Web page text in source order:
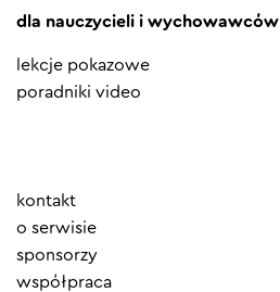
dla nauczycieli i wychowawców
lekcje pokazowe
poradniki video
Element
menu
kontakt
o serwisie
sponsorzy
współpraca